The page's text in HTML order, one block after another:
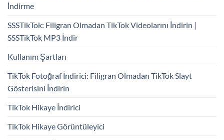
İndirme
SSSTikTok: Filigran Olmadan TikTok Videolarını İndirin |
SSSTikTok MP3 İndir
Kullanım Şartları
TikTok Fotoğraf İndirici: Filigran Olmadan TikTok Slayt
Gösterisini İndirin
TikTok Hikaye İndirici
TikTok Hikaye Görüntüleyici